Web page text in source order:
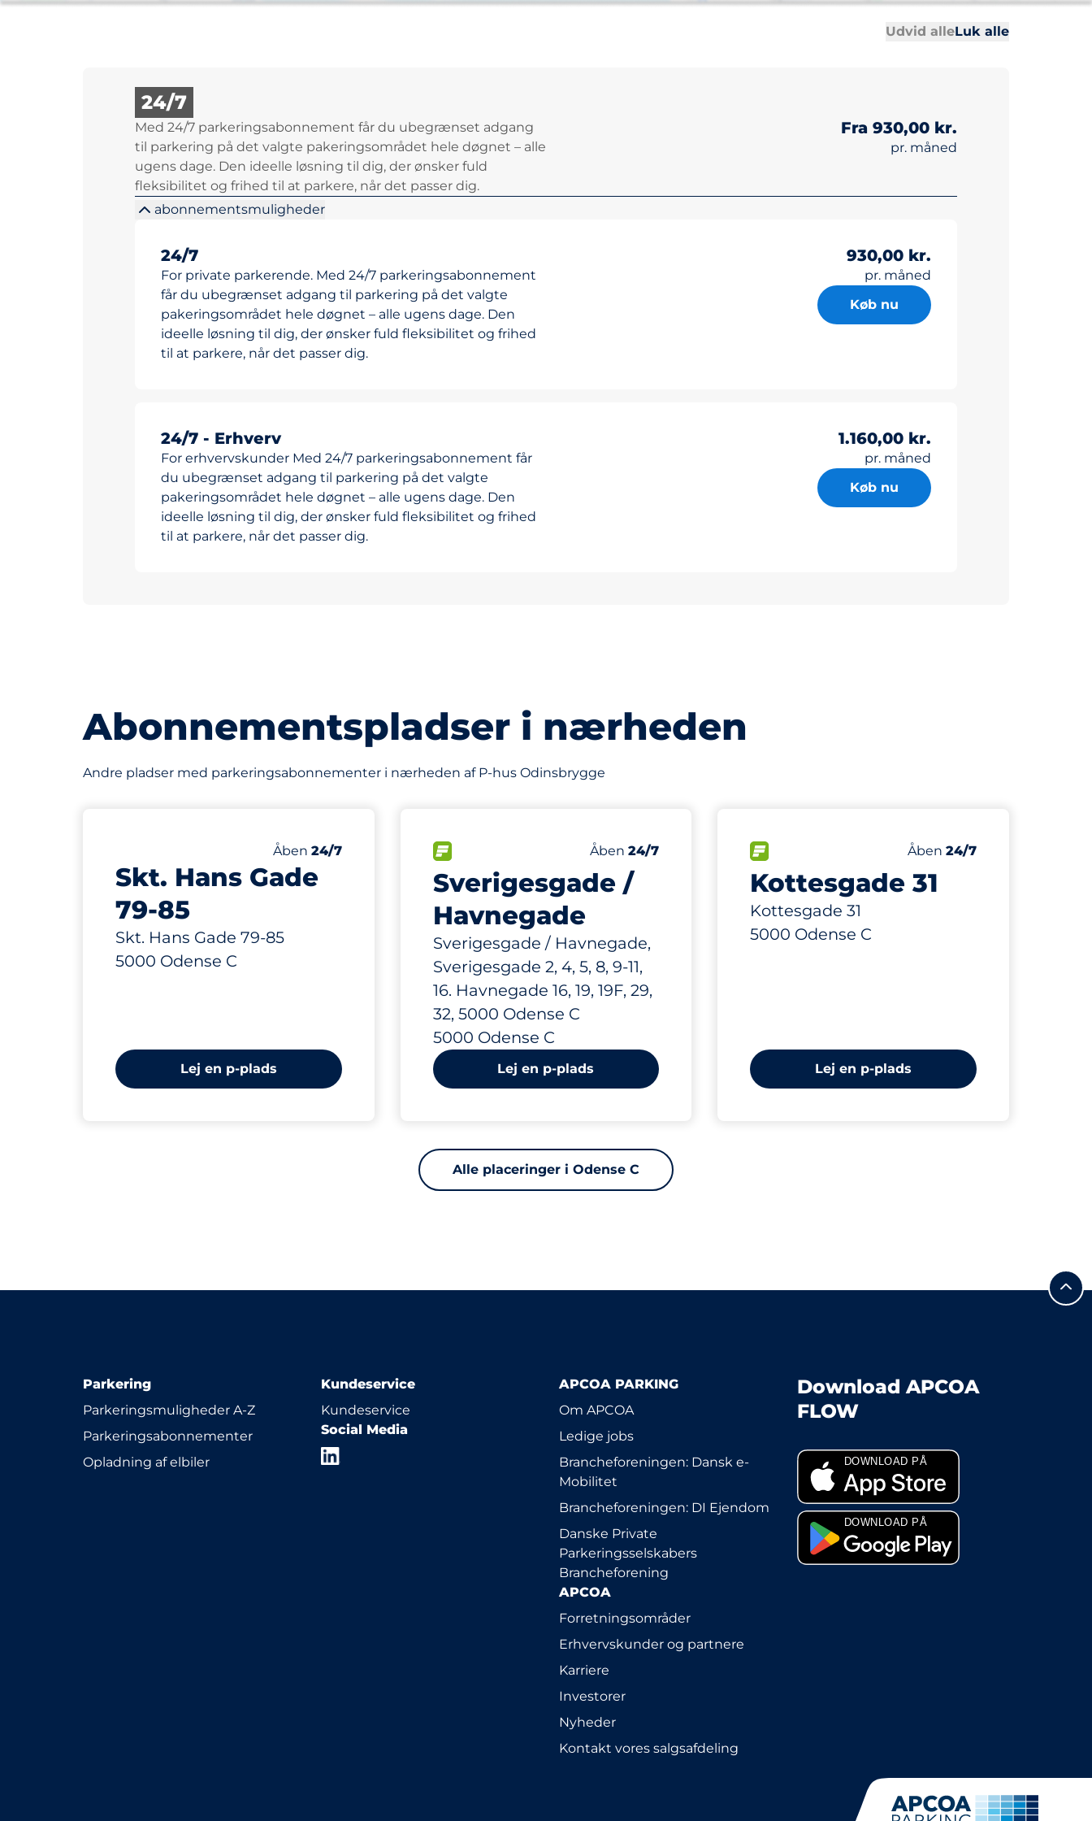
Udvid alleLuk alleAll sections
All sections
24/7
Med 24/7 parkeringsabonnement får du ubegrænset adgang
til parkering på det valgte pakeringsområdet hele døgnet – alle
ugens dage. Den ideelle løsning til dig, der ønsker fuld
fleksibilitet og frihed til at parkere, når det passer dig.
Fra 930,00 kr.
pr. måned
abonnementsmuligheder
24/7
For private parkerende. Med 24/7 parkeringsabonnement
får du ubegrænset adgang til parkering på det valgte
pakeringsområdet hele døgnet – alle ugens dage. Den
ideelle løsning til dig, der ønsker fuld fleksibilitet og frihed
til at parkere, når det passer dig.
930,00 kr.
pr. måned
Køb nu
24/7 - Erhverv
For erhvervskunder Med 24/7 parkeringsabonnement får
du ubegrænset adgang til parkering på det valgte
pakeringsområdet hele døgnet – alle ugens dage. Den
ideelle løsning til dig, der ønsker fuld fleksibilitet og frihed
til at parkere, når det passer dig.
1.160,00 kr.
pr. måned
Køb nu
Abonnementspladser i nærheden
Andre pladser med parkeringsabonnementer i nærheden af P-hus Odinsbrygge
Skt. Hans Gade
79-85
Skt. Hans Gade 79-85
5000 Odense C
Lørdag
Åben 24/7
Lej en p-plads
Sverigesgade /
Havnegade
Sverigesgade / Havnegade,
Sverigesgade 2, 4, 5, 8, 9-11,
16. Havnegade 16, 19, 19F, 29,
32, 5000 Odense C
5000 Odense C
Antal parkeringspladser:
Antal pladser i alt
600
Lørdag
Åben24/7
428 m
Lej en p-plads
Kottesgade 31
Kottesgade 31
5000 Odense C
Antal parkeringspladser:
Antal pladser i alt
90
Lørdag
Åben 24/7
446 m
Lej en p-plads
Alle placeringer i Odense C
Parkering
Parkeringsmuligheder A-Z
Parkeringsabonnementer
Opladning af elbiler
Kundeservice
Kundeservice
Social Media
APCOA PARKING
Om APCOA
Ledige jobs
Brancheforeningen: Dansk e-
Mobilitet
Brancheforeningen: DI Ejendom
Danske Private
Parkeringsselskabers
Brancheforening
APCOA
Forretningsområder
Erhvervskunder og partnere
Karriere
Investorer
Nyheder
Kontakt vores salgsafdeling
Download APCOA
FLOW